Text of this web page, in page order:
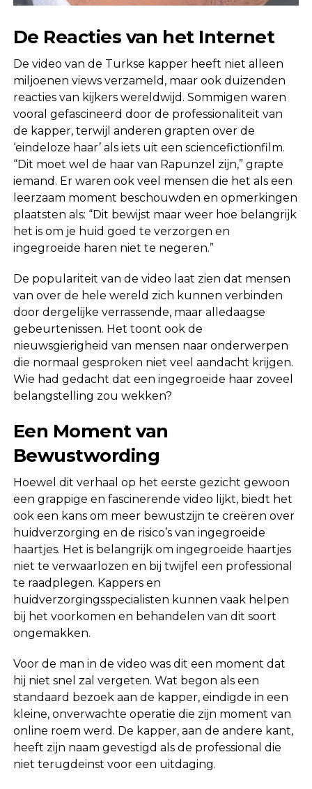
De Reacties van het Internet
De video van de Turkse kapper heeft niet alleen
miljoenen views verzameld, maar ook duizenden
reacties van kijkers wereldwijd. Sommigen waren
vooral gefascineerd door de professionaliteit van
de kapper, terwijl anderen grapten over de
‘eindeloze haar’ als iets uit een sciencefictionfilm.
“Dit moet wel de haar van Rapunzel zijn,” grapte
iemand. Er waren ook veel mensen die het als een
leerzaam moment beschouwden en opmerkingen
plaatsten als: “Dit bewijst maar weer hoe belangrijk
het is om je huid goed te verzorgen en
ingegroeide haren niet te negeren.”
De populariteit van de video laat zien dat mensen
van over de hele wereld zich kunnen verbinden
door dergelijke verrassende, maar alledaagse
gebeurtenissen. Het toont ook de
nieuwsgierigheid van mensen naar onderwerpen
die normaal gesproken niet veel aandacht krijgen.
Wie had gedacht dat een ingegroeide haar zoveel
belangstelling zou wekken?
Een Moment van
Bewustwording
Hoewel dit verhaal op het eerste gezicht gewoon
een grappige en fascinerende video lijkt, biedt het
ook een kans om meer bewustzijn te creëren over
huidverzorging en de risico’s van ingegroeide
haartjes. Het is belangrijk om ingegroeide haartjes
niet te verwaarlozen en bij twijfel een professional
te raadplegen. Kappers en
huidverzorgingsspecialisten kunnen vaak helpen
bij het voorkomen en behandelen van dit soort
ongemakken.
Voor de man in de video was dit een moment dat
hij niet snel zal vergeten. Wat begon als een
standaard bezoek aan de kapper, eindigde in een
kleine, onverwachte operatie die zijn moment van
online roem werd. De kapper, aan de andere kant,
heeft zijn naam gevestigd als de professional die
niet terugdeinst voor een uitdaging.